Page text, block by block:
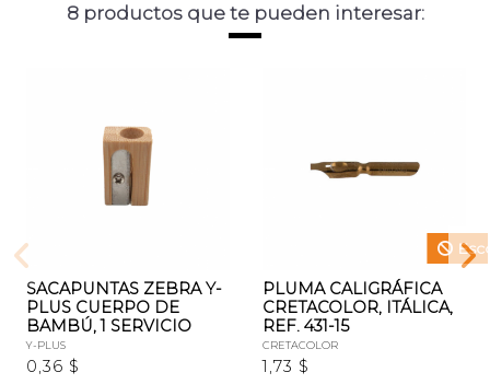
8 productos que te pueden interesar:
SACAPUNTAS ZEBRA Y-
PLUS CUERPO DE
BAMBÚ, 1 SERVICIO
Y-PLUS
0,36 $
PLUMA CALIGRÁFICA
CRETACOLOR, ITÁLICA,
REF. 431-15
CRETACOLOR
1,73 $